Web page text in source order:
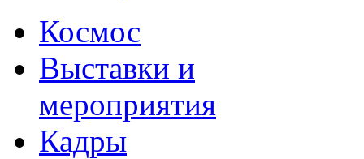
Космос
Выставки и
мероприятия
Кадры